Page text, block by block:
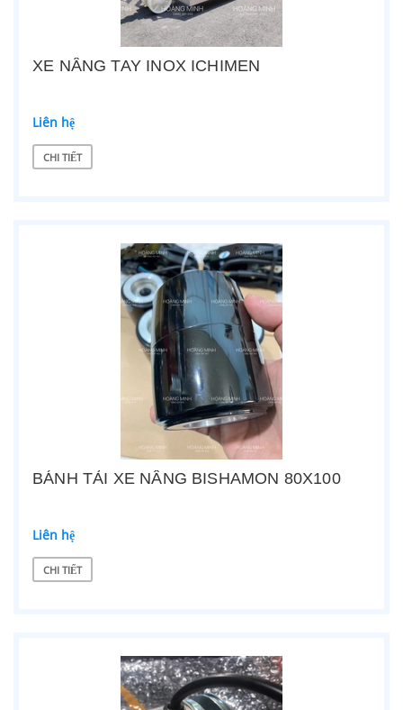
XE NÂNG TAY INOX ICHIMEN
Liên hệ
CHI TIẾT
BÁNH TẢI XE NÂNG BISHAMON 80X100
Liên hệ
CHI TIẾT